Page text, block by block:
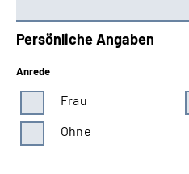
Persönliche Angaben
Anrede
Frau
Ohne